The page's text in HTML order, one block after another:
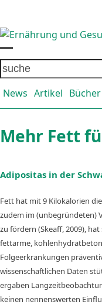
content
suche
Open
mobile
menu
Close
mobile
menu
News Artikel Bücher
Mehr Fett
Adipositas in der
Fett hat mit 9 Kilokalorien
zudem im (unbegründeten)
zu fördern (Skeaff, 2009),
fettarme,
Folgeerkrankungen
wissenschaftlichen Daten
ergaben
keinen nennenswerten